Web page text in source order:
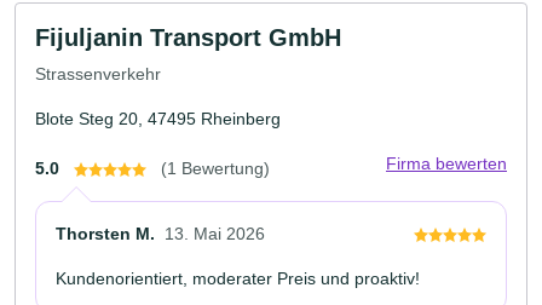
Fijuljanin Transport GmbH
Strassenverkehr
Blote Steg 20, 47495 Rheinberg
5.0 (1 Bewertung) Firma bewerten
Thorsten M. 13. Mai 2026
Kundenorientiert, moderater Preis und proaktiv!